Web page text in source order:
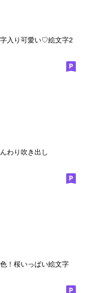
入り可愛い♡絵文字2
んわり吹き出し
！桜いっぱい絵文字